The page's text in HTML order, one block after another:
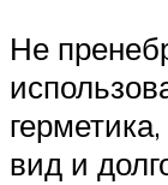
Не
вид и